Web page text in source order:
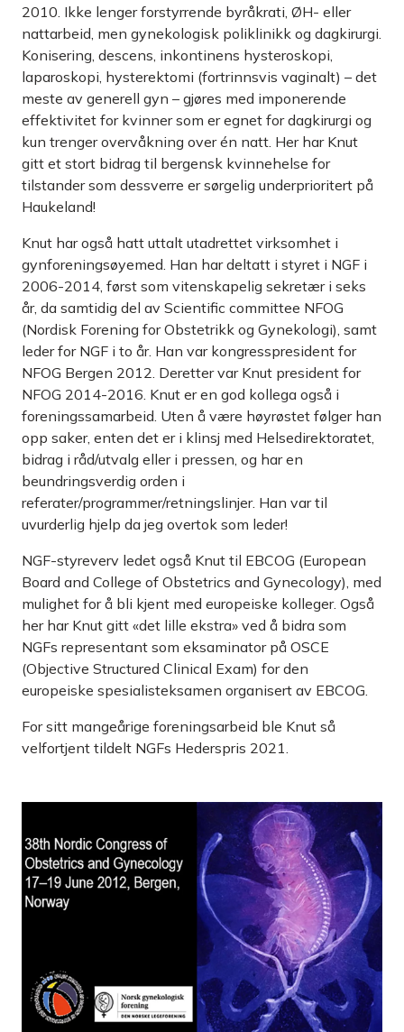
2010. Ikke lenger forstyrrende byråkrati, ØH- eller
nattarbeid, men gynekologisk poliklinikk og dagkirurgi.
Konisering, descens, inkontinens hysteroskopi,
laparoskopi, hysterektomi (fortrinnsvis vaginalt) – det
meste av generell gyn – gjøres med imponerende
effektivitet for kvinner som er egnet for dagkirurgi og
kun trenger over­våkning over én natt. Her har Knut
gitt et stort bidrag til bergensk kvinnehelse for
tilstander som dessverre er sørgelig underprioritert på
Haukeland!
Knut har også hatt uttalt utadrettet virksomhet i
gynforeningsøyemed. Han har deltatt i styret i NGF i
2006-2014, først som vitenskapelig sekretær i seks
år, da samtidig del av Scientific committee NFOG
(Nordisk Forening for Obstetrikk og Gyneko­logi), samt
leder for NGF i to år. Han var kongresspresident for
NFOG Bergen 2012. Deretter var Knut president for
NFOG 2014-2016. Knut er en god kollega også i
foreningssamarbeid. Uten å være høyrøstet følger han
opp saker, enten det er i klinsj med Helsedirektoratet,
bidrag i råd/utvalg eller i pressen, og har en
beundringsverdig orden i
referater/programmer/retningslinjer. Han var til
uvurderlig hjelp da jeg overtok som leder!
NGF-styreverv ledet også Knut til EBCOG (European
Board and College of Obstetrics and Gynecology), med
mulighet for å bli kjent med europeiske kolleger. Også
her har Knut gitt «det lille ekstra» ved å bidra som
NGFs representant som eksaminator på OSCE
(Objective Structured Clinical Exam) for den
europeiske spesialisteksamen organisert av EBCOG.
For sitt mangeårige foreningsarbeid ble Knut så
velfortjent tildelt NGFs Hederspris 2021.